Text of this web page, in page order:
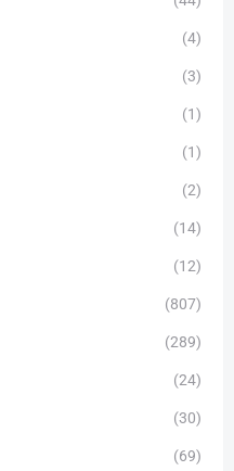
(4)
(3)
(1)
(1)
(2)
(14)
(12)
(807)
(289)
(24)
(30)
(69)